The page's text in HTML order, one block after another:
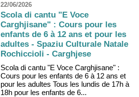
22/06/2026
Scola di cantu "E Voce
Carghjisane" : Cours pour les
enfants de 6 à 12 ans et pour les
adultes - Spaziu Culturale Natale
Rochiccioli - Carghjese
Scola di cantu "E Voce Carghjisane" :
Cours pour les enfants de 6 à 12 ans et
pour les adultes Tous les lundis de 17h à
18h pour les enfants de 6...